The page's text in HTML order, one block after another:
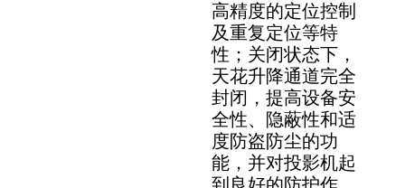
高精度的定位控制
及重复定位等特
性；关闭状态下，
天花升降通道完全
封闭，提高设备安
全性、隐蔽性和适
度防盗防尘的功
能，并对投影机起